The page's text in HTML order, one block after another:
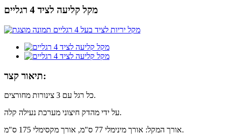
מקל קליעה לציד 4 רגליים
תיאור קצר:
כל רגל עם 3 צינורות מחורצים.
על ידי מהדק חיצוני מערכת נעילה קלה.
אורך המקל: אורך מינימלי 77 ס"מ, אורך מקסימלי 175 ס"מ.